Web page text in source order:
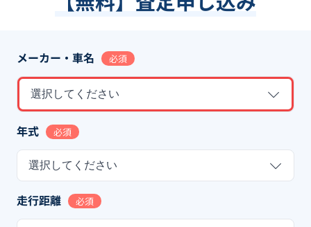
メーカー・車名 必須
選択してください
年式 必須
選択してください
走行距離 必須